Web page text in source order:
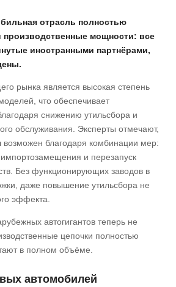
отрасль полностью
производственные мощности: все
иностранными партнёрами,
рынка является высокая степень
что обеспечивает
снижению утильсбора и
обслуживания. Эксперты отмечают,
возможен благодаря комбинации мер:
импортозамещения и перезапуск
Без функционирующих заводов в
даже повышение утильсбора не
эффекта.
автогигантов теперь не
цепочки полностью
в полном объёме.
автомобилей